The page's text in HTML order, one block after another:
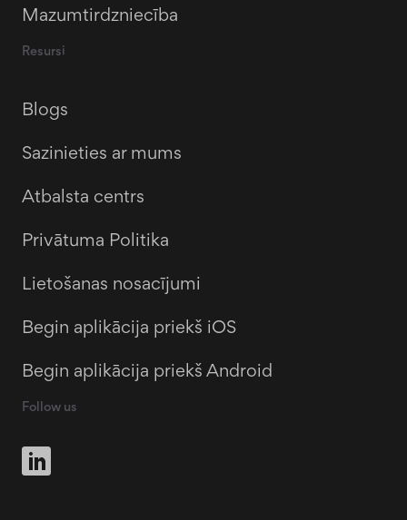
Mazumtirdzniecība
Resursi
Blogs
Sazinieties ar mums
Atbalsta centrs
Privātuma Politika
Lietošanas nosacījumi
Begin aplikācija priekš iOS
Begin aplikācija priekš Android
Follow us